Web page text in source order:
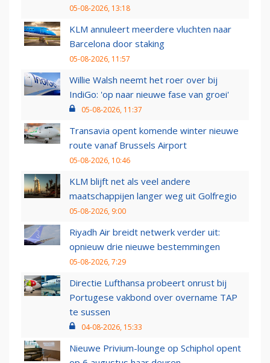
05-08-2026, 13:18
KLM annuleert meerdere vluchten naar
Barcelona door staking
05-08-2026, 11:57
Willie Walsh neemt het roer over bij
IndiGo: 'op naar nieuwe fase van groei'
05-08-2026, 11:37
Transavia opent komende winter nieuwe
route vanaf Brussels Airport
05-08-2026, 10:46
KLM blijft net als veel andere
maatschappijen langer weg uit Golfregio
05-08-2026, 9:00
Riyadh Air breidt netwerk verder uit:
opnieuw drie nieuwe bestemmingen
05-08-2026, 7:29
Directie Lufthansa probeert onrust bij
Portugese vakbond over overname TAP
te sussen
04-08-2026, 15:33
Nieuwe Privium-lounge op Schiphol opent